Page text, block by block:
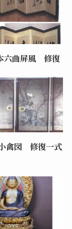
六曲屏風 修復
禽図 修復一式